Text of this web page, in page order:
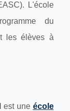
L'école
du
les élèves à
est une école